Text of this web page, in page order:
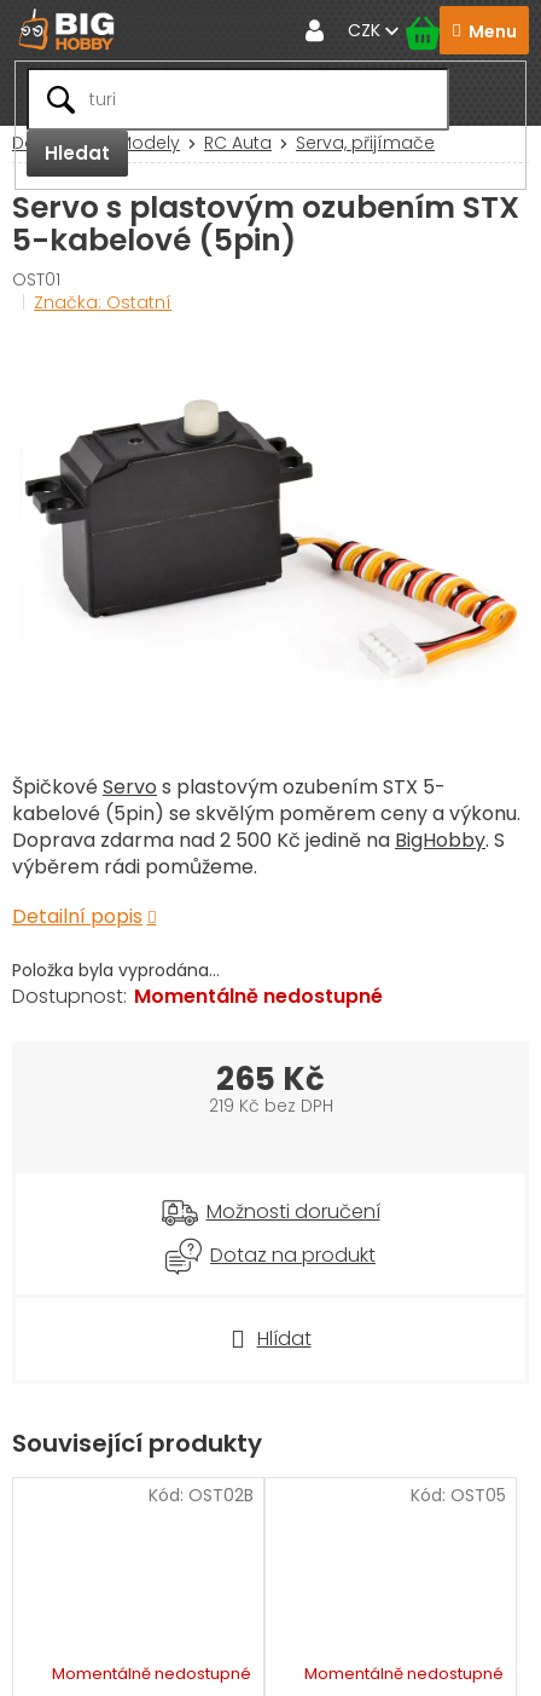
Přejít
na
obsah
Hledat
CZK
Domů RC Modely RC Auta Serva, přijímače
Servo s plastovým ozubením STX
5-kabelové (5pin)
OST01
Značka: Ostatní
Položka byla vyprodána…
ŠpičkovéServo s plastovým ozubením STX 5-
kabelové (5pin) se skvělým poměrem ceny a výkonu.
Doprava zdarma nad 2 500 Kč jedině na BigHobby. S
výběrem rádi pomůžeme.
Detailní popis
Hlídat
Momentálně nedostupné
265 Kč
219 Kč bez DPH
Možnosti doručení
Dotaz na produkt
Související produkty
Momentálně nedostupné
Kód: OST02B
Momentálně nedostupné
Kód: OST05